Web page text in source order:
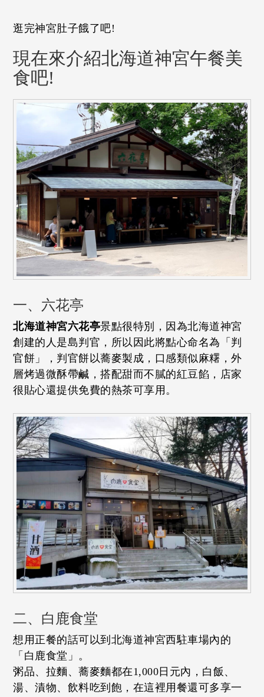
逛完神宮肚子餓了吧!
現在來介紹北海道神宮午餐美
食吧!
一、六花亭
北海道神宮六花亭景點很特別，因為北海道神宮
創建的人是島判官，所以因此將點心命名為「判
官餅」，判官餅以蕎麥製成，口感類似麻糬，外
層烤過微酥帶鹹，搭配甜而不膩的紅豆餡，店家
很貼心還提供免費的熱茶可享用。
二、白鹿食堂
想用正餐的話可以到北海道神宮西駐車場內的
「白鹿食堂」。
粥品、拉麵、蕎麥麵都在1,000日元內，白飯、
湯、漬物、飲料吃到飽，在這裡用餐還可多享一